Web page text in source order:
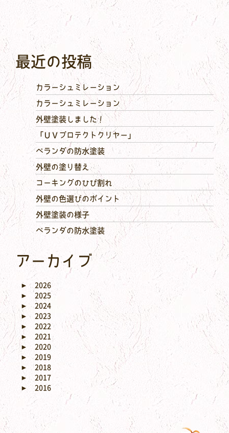
最近の投稿
カラーシュミレーション
カラーシュミレーション
外壁塗装しました！
「ＵＶプロテクトクリヤー」
ベランダの防水塗装
外壁の塗り替え
コーキングのひび割れ
外壁の色選びのポイント
外壁塗装の様子
ベランダの防水塗装
アーカイブ
►
2026
►
2025
►
2024
► 2023
►
2022
►
2021
►
2020
►
2019
►
2018
►
2017
►
2016